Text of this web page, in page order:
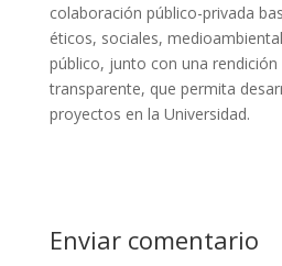
colaboración público-privada
éticos, sociales,
público, junto con una
transparente, que permita
proyectos en la Universidad.
Enviar comentario